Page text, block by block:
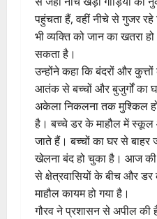
पहुंचता हैं, वहीं नीचे से गुजर रहे
भी व्यक्ति को जान का खतरा हो
सकता है।
उन्होंने कहा कि बंदरों और
आतंक से बच्चों और बुजुर्गों का
अकेला निकलना तक मुश्किल
है। बच्चे डर के माहौल में
जाते हैं। बच्चों का घर से बाहर
खेलना बंद हो चुका है। आज की
से क्षेत्रवासियों के बीच और डर
माहौल कायम हो गया है।
गौरव ने प्रशासन से अपील की